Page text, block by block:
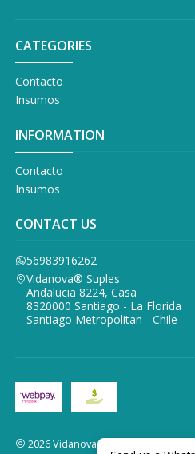
CATEGORIES
Contacto
Insumos
INFORMATION
Contacto
Insumos
CONTACT US
56983916262
Vidanova® Suples
Andalucia 8224, Casa
8320000 Santiago - La Florida
Santiago Metropolitan - Chile
2026 Vidanova Suples.